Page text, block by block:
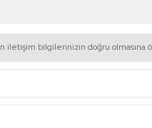
iletişim bilgilerinizin doğru olmasına